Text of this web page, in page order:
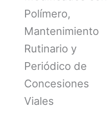
Polímero,
Mantenimiento
Rutinario y
Periódico de
Concesiones
Viales